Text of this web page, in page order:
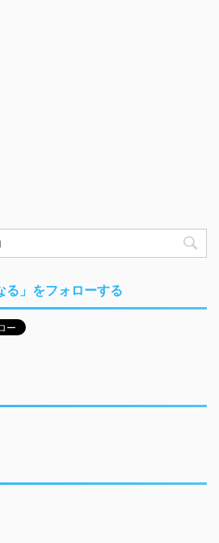
る」をフォローする